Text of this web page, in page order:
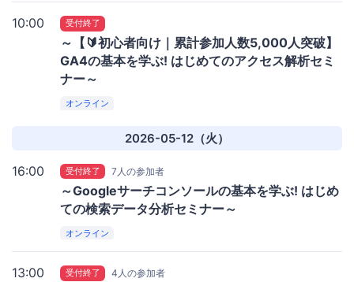
10:00 受付終了
～【🔰初心者向け｜累計参加人数5,000人突破】
GA4の基本を学ぶ! はじめてのアクセス解析セミ
ナー～
オンライン
2026-05-12（火）
16:00 受付終了 7人の参加者
～Googleサーチコンソールの基本を学ぶ! はじめ
ての検索データ分析セミナー～
オンライン
13:00 受付終了 4人の参加者